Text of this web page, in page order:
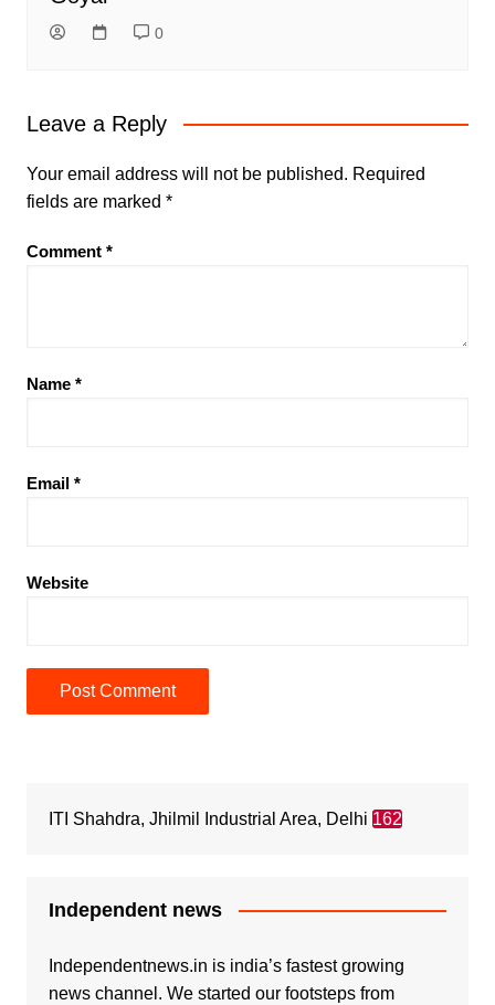
0
Leave a Reply
Your email address will not be published. Required
fields are marked *
Comment *
Name *
Email *
Website
ITI Shahdra, Jhilmil Industrial Area, Delhi 162
Independent news
Independentnews.in is india’s fastest growing
news channel. We started our footsteps from